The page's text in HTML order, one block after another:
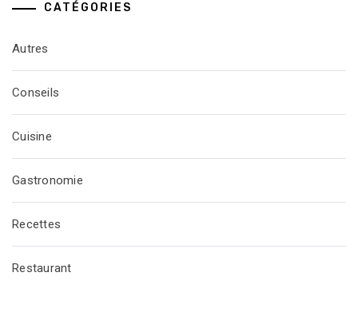
CATÉGORIES
Autres
Conseils
Cuisine
Gastronomie
Recettes
Restaurant